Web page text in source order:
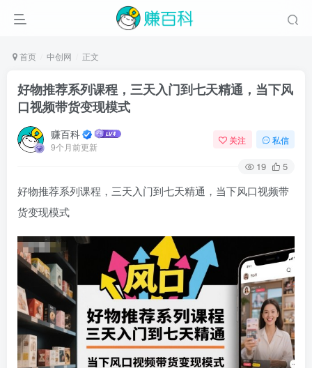
首页 中创网 正文
好物推荐系列课程，三天入门到七天精通，当下风
口视频带货变现模式
赚百科
9个月前更新
关注 私信
19 5
好物推荐系列课程，三天入门到七天精通，当下风口视频带
货变现模式